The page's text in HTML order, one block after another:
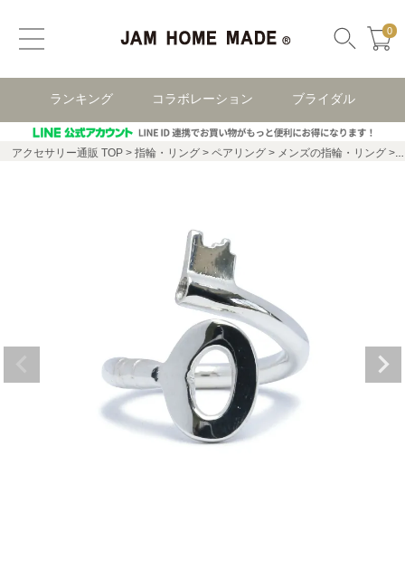
0
ランキング コラボレーション ブライダル
アクセサリー通販 TOP 指輪・リング ペアリング メンズの指輪・リング